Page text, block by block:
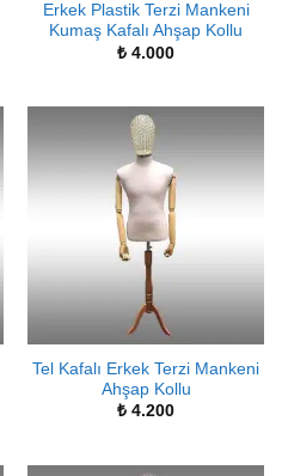
Erkek Plastik Terzi Mankeni
Kumaş Kafalı Ahşap Kollu
₺ 4.000
Tel Kafalı Erkek Terzi Mankeni
Ahşap Kollu
₺ 4.200